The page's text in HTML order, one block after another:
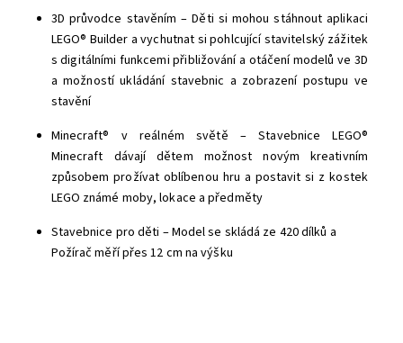
3D průvodce stavěním – Děti si mohou stáhnout aplikaci
LEGO® Builder a vychutnat si pohlcující stavitelský zážitek
s digitálními funkcemi přibližování a otáčení modelů ve 3D
a možností ukládání stavebnic a zobrazení postupu ve
stavění
Minecraft® v reálném světě – Stavebnice LEGO®
Minecraft dávají dětem možnost novým kreativním
způsobem prožívat oblíbenou hru a postavit si z kostek
LEGO známé moby, lokace a předměty
Stavebnice pro děti – Model se skládá ze 420 dílků a
Požírač měří přes 12 cm na výšku